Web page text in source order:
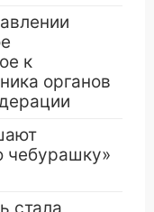
к
органов
чебурашку»
стала